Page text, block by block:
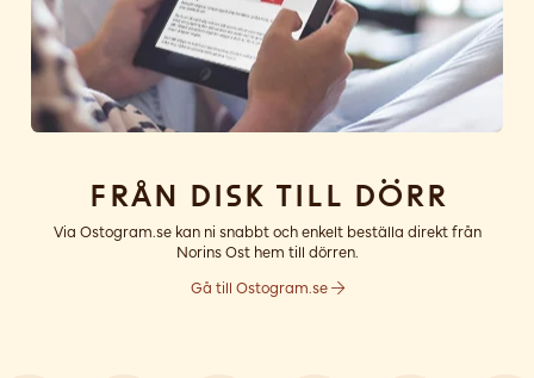
Från disk till dörr
Via Ostogram.se kan ni snabbt och enkelt beställa direkt från
Norins Ost hem till dörren.
Gå till Ostogram.se